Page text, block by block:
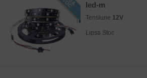
led-m
Tensiune 12V
Lipsa Stoc